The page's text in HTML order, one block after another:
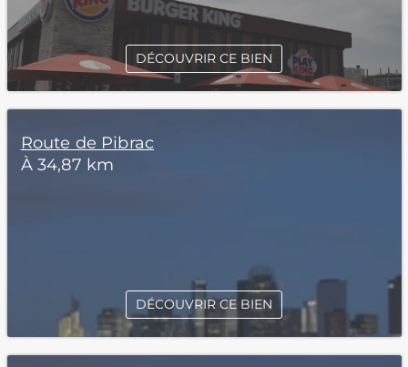
DÉCOUVRIR CE BIEN
Route de Pibrac
À 34,87 km
DÉCOUVRIR CE BIEN